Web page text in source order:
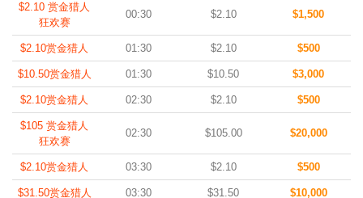
$2.10 赏金猎人
狂欢赛
00:30 $2.10 $1,500
$2.10赏金猎人 01:30 $2.10 $500
$10.50赏金猎人 01:30 $10.50 $3,000
$2.10赏金猎人 02:30 $2.10 $500
$105 赏金猎人
狂欢赛
02:30 $105.00 $20,000
$2.10赏金猎人 03:30 $2.10 $500
$31.50赏金猎人 03:30 $31.50 $10,000